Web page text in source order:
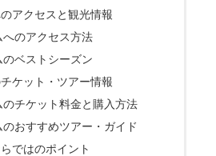
アクセスと観光情報
へのアクセス方法
のベストシーズン
ケット・ツアー情報
のチケット料金と購入方法
のおすすめツアー・ガイド
ではのポイント